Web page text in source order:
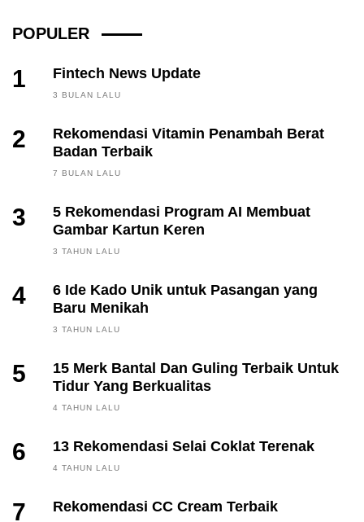
menggunakan...
POPULER
1 Fintech News Update
3 BULAN LALU
2
Rekomendasi Vitamin Penambah Berat
Badan Terbaik
7 BULAN LALU
3
5 Rekomendasi Program AI Membuat
Gambar Kartun Keren
3 TAHUN LALU
4
6 Ide Kado Unik untuk Pasangan yang
Baru Menikah
3 TAHUN LALU
5
15 Merk Bantal Dan Guling Terbaik Untuk
Tidur Yang Berkualitas
4 TAHUN LALU
6 13 Rekomendasi Selai Coklat Terenak
4 TAHUN LALU
7 Rekomendasi CC Cream Terbaik